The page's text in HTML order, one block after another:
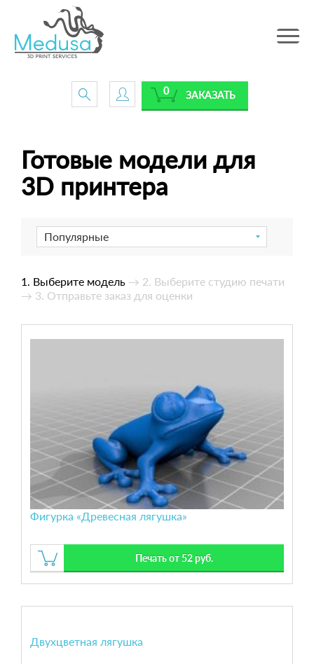
Toggle
ЗАКАЗАТЬ
0
Готовые модели для
3D принтера
Популярные
1. Выберите модель → 2. Выберите студию печати
→ 3. Отправьте заказ для оценки
Фигурка «Древесная лягушка»
Печать от 52 руб.
Двухцветная лягушка